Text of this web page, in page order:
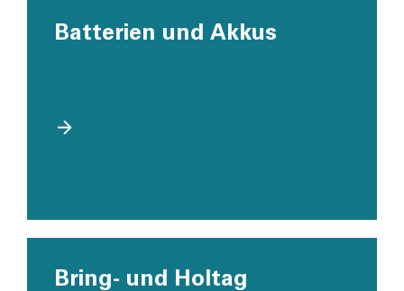
Batterien und Akkus
Bring- und Holtag